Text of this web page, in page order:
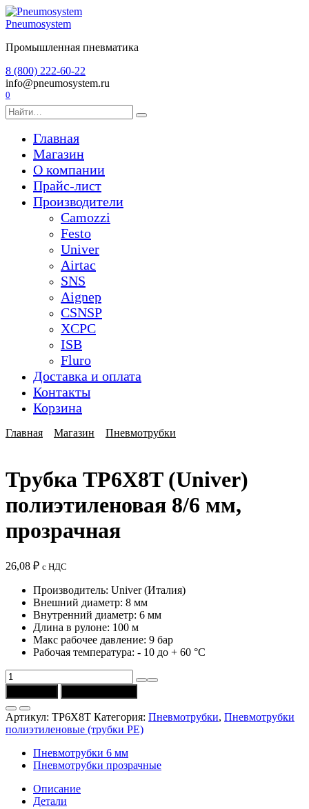
Перейти
к
Pneumosystem
Промышленная пневматика
8 (800) 222-60-22
info@pneumosystem.ru
0
Search
for:
Главная
Магазин
О компании
Прайс-лист
Производители
Camozzi
Festo
Univer
Airtac
SNS
Aignep
CSNSP
XCPC
ISB
Fluro
Доставка и оплата
Контакты
Корзина
Главная Магазин Пневмотрубки
Трубка TP6X8T (Univer)
полиэтиленовая 8/6 мм,
прозрачная
26,08 ₽ с НДС
Производитель: Univer (Италия)
Внешний диаметр: 8 мм
Внутренний диаметр: 6 мм
Длина в рулоне: 100 м
Макс рабочее давление: 9 бар
Рабочая температура: - 10 до + 60 °C
Количество
товара
Трубка
TP6X8T
(Univer)
полиэтиленовая
прозрачная
Артикул: TP6X8T Категория: Пневмотрубки, Пневмотрубки
полиэтиленовые (трубки PE)
Пневмотрубки 6 мм
Пневмотрубки прозрачные
Описание
Детали